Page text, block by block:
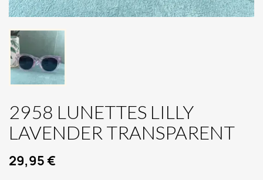
2958 LUNETTES LILLY
LAVENDER TRANSPARENT
29,95 €